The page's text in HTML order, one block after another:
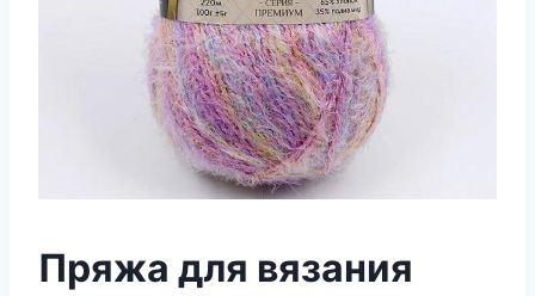
Пряжа для вязания